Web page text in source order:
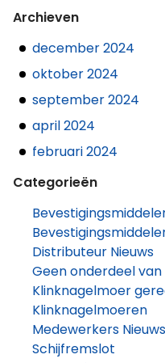
Archieven
december 2024
oktober 2024
september 2024
april 2024
februari 2024
Categorieën
Distributeur Nieuws
Geen onderdeel
Klinknagelmoer
Klinknagelmoeren
Medewerkers Nieuws
Schijfremslot